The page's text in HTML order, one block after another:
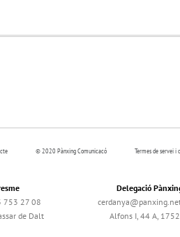
© 2020 Pànxing Comunicacó Termes de servei i
753 27 08
de Dalt
Delegació
Alfons I, 44 A,